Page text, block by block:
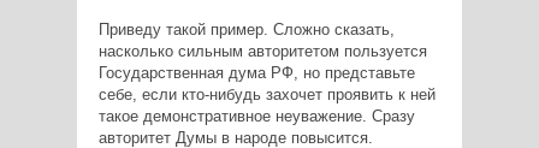
Приведу такой пример. Сложно сказать,
насколько сильным авторитетом пользуется
Государственная дума РФ, но представьте
себе, если кто-нибудь захочет проявить к ней
такое демонстративное неуважение. Сразу
авторитет Думы в народе повысится.